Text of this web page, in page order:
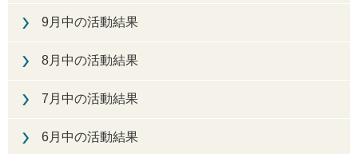
9月中の活動結果
8月中の活動結果
7月中の活動結果
6月中の活動結果